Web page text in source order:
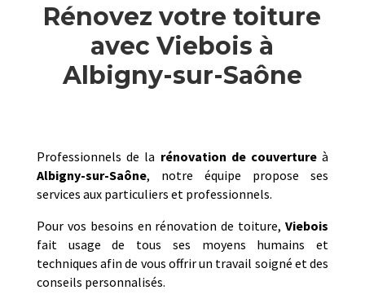
Rénovez votre toiture
avec Viebois à
Albigny-sur-Saône
Professionnels de la rénovation de couvertureà
Albigny-sur-Saône, notre équipe propose ses
services aux particuliers et professionnels.
Pour vos besoins en rénovation de toiture,Viebois
fait usage de tous ses moyens humains et
techniques afin de vous offrir un travail soigné et des
conseils personnalisés.